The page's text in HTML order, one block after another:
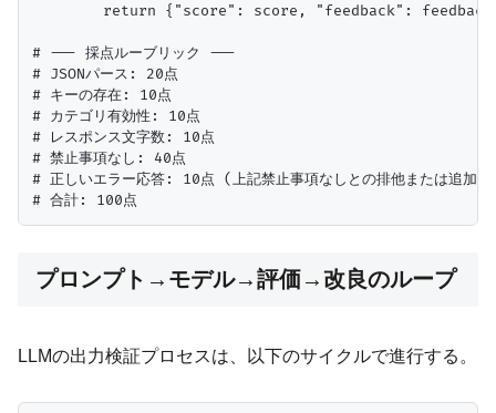
return {"score": score, "feedback":
# --- 採点ルーブリック ---
# JSONパース: 20点
# キーの存在: 10点
# カテゴリ有効性: 10点
# レスポンス文字数: 10点
# 禁止事項なし: 40点
# 正しいエラー応答: 10点 (上記禁止事項なしとの排他または追加)
プロンプト→モデル→評価→改良のループ
LLMの出力検証プロセスは、以下のサイクルで進行する。